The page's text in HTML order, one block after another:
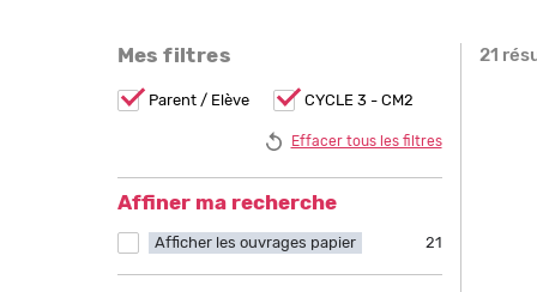
21
Mes filtres
Remove
Parent / Elève
Remove
3 - CM2
CYCLE 3 - CM2
Effacer tous les filtres
Affiner ma recherche
Afficher les ouvrages papier 21
Apply Afficher les ouvrages papier filter